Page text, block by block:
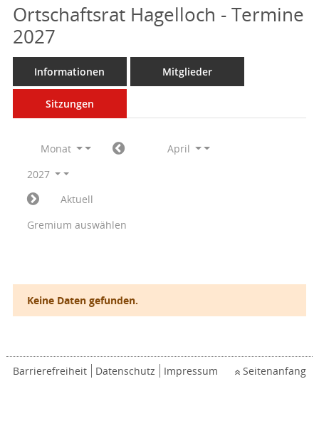
Ortschaftsrat Hagelloch - Termine
2027
Informationen Mitglieder
Sitzungen
Monat
April
2027
Aktuell
Gremium auswählen
Keine Daten gefunden.
Barrierefreiheit Datenschutz Impressum Seitenanfang